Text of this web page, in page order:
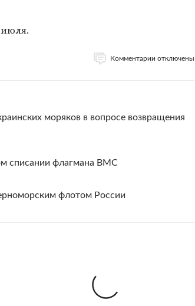
Комментарии отключены
моряков в вопросе возвращения
списании флагмана ВМС
флотом России